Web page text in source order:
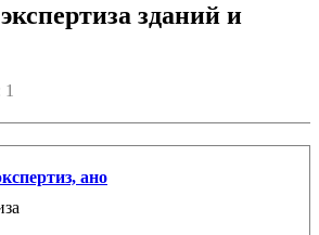
зданий и
ано